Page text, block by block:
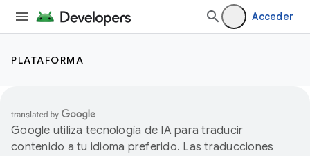
Acceder
PLATAFORMA
Google utiliza tecnología de IA para traducir
contenido a tu idioma preferido. Las traducciones